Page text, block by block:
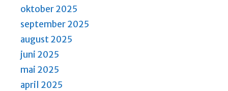
oktober 2025
september 2025
august 2025
juni 2025
mai 2025
april 2025